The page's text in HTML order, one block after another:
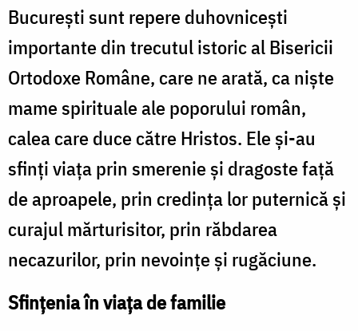
București sunt repere duhovnicești
importante din trecutul istoric al Bisericii
Ortodoxe Române, care ne arată, ca niște
mame spirituale ale poporului român,
calea care duce către Hristos. Ele și-au
sfinți viața prin smerenie și dragoste față
de aproapele, prin credința lor puternică și
curajul mărturisitor, prin răbdarea
necazurilor, prin nevoințe și rugăciune.
Sfințenia în viața de familie